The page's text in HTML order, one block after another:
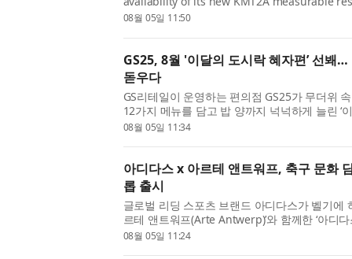
service. The highly sensitive digital PCR
08월 05일 11:50
GS25, 8월 '이달의 도시락 혜자편’ 선봬
돋우다
GS리테일이 운영하는 편의점 GS25가 무더위
12가지 메뉴를 담고 밥 양까지 넉넉하게 늘린 ‘
다. GS25의 ‘이달의 도시락’은 매월 첫째 주 콘
08월 05일 11:34
아디다스 x 아르테 앤트워프, 축구 문화
롭 출시
글로벌 리딩 스포츠 브랜드 아디다스가 벨기에
르테 앤트워프(Arte Antwerp)’와 함께한 ‘아디
션’의 첫 드롭을 공개했다. 아디다스와 아르테
08월 05일 11:24